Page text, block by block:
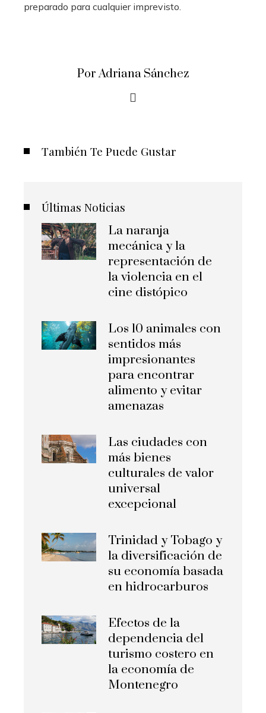
preparado para cualquier imprevisto.
Por Adriana Sánchez
También Te Puede Gustar
Últimas Noticias
La naranja
mecánica y la
representación de
la violencia en el
cine distópico
Los 10 animales con
sentidos más
impresionantes
para encontrar
alimento y evitar
amenazas
Las ciudades con
más bienes
culturales de valor
universal
excepcional
Trinidad y Tobago y
la diversificación de
su economía basada
en hidrocarburos
Efectos de la
dependencia del
turismo costero en
la economía de
Montenegro